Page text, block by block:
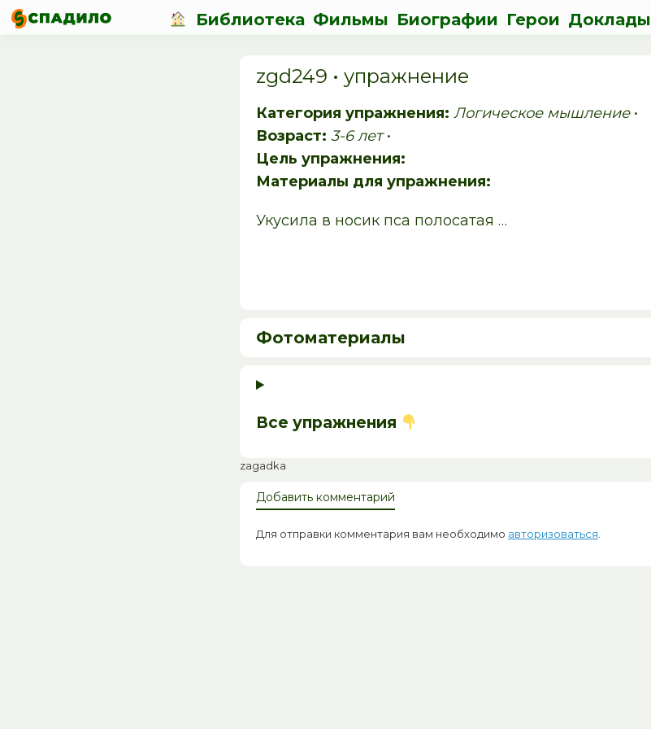
Библиотека Фильмы Биографии Герои Доклады
zgd249 • упражнение
Категория упражнения:Логическое мышление•
Возраст:3-6 лет•
Цель упражнения:
Материалы для упражнения:
Укусила в носик пса полосатая …
Фотоматериалы
Все упражнения
zagadka
Добавить комментарий
Для отправки комментария вам необходимо авторизоваться